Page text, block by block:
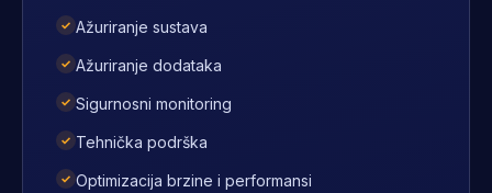
✓ Ažuriranje sustava
✓ Ažuriranje dodataka
✓ Sigurnosni monitoring
✓ Tehnička podrška
✓ Optimizacija brzine i performansi